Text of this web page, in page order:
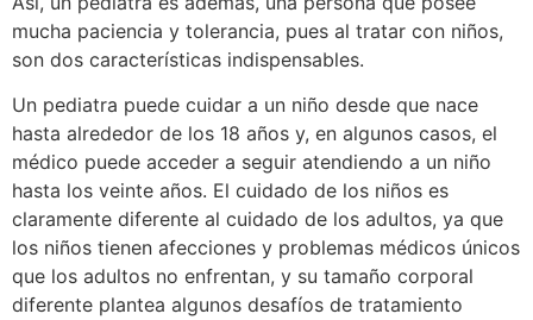
mucha paciencia y tolerancia, pues al tratar con niños,
son dos características indispensables.
Un pediatra puede cuidar a un niño desde que nace
hasta alrededor de los 18 años y, en algunos casos, el
médico puede acceder a seguir atendiendo a un niño
hasta los veinte años. El cuidado de los niños es
claramente diferente al cuidado de los adultos, ya que
los niños tienen afecciones y problemas médicos únicos
que los adultos no enfrentan, y su tamaño corporal
diferente plantea algunos desafíos de tratamiento